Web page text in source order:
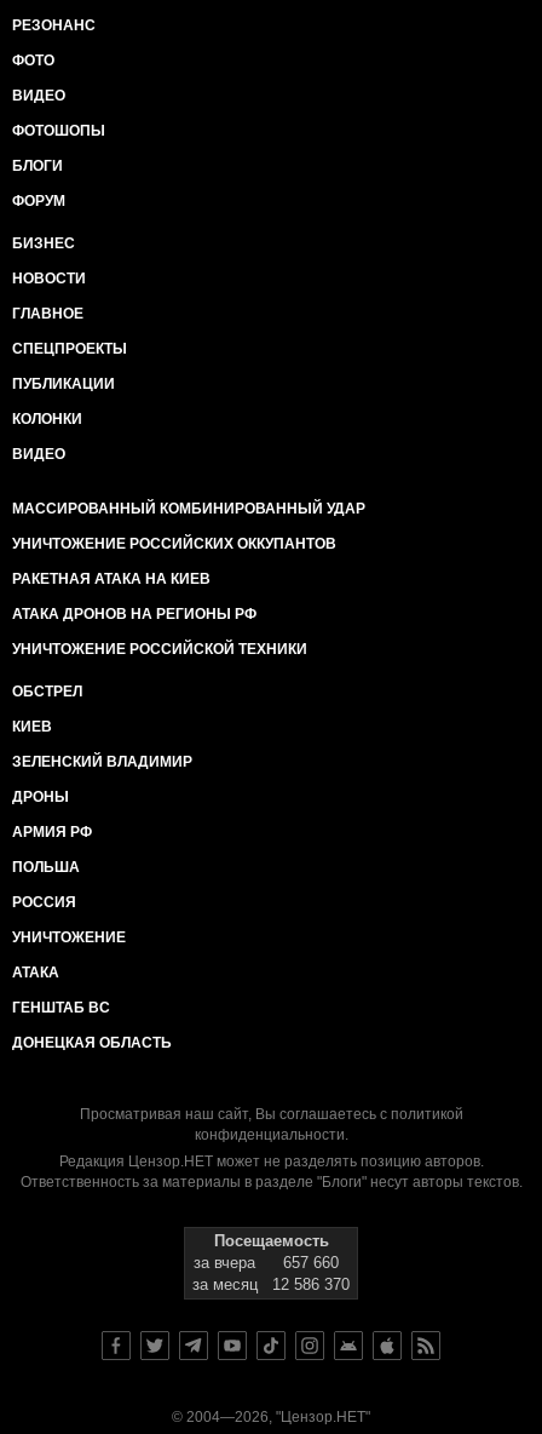
РЕЗОНАНС
ФОТО
ВИДЕО
ФОТОШОПЫ
БЛОГИ
ФОРУМ
БИЗНЕС
НОВОСТИ
ГЛАВНОЕ
СПЕЦПРОЕКТЫ
ПУБЛИКАЦИИ
КОЛОНКИ
ВИДЕО
МАССИРОВАННЫЙ КОМБИНИРОВАННЫЙ УДАР
УНИЧТОЖЕНИЕ РОССИЙСКИХ ОККУПАНТОВ
РАКЕТНАЯ АТАКА НА КИЕВ
АТАКА ДРОНОВ НА РЕГИОНЫ РФ
УНИЧТОЖЕНИЕ РОССИЙСКОЙ ТЕХНИКИ
ОБСТРЕЛ
КИЕВ
ЗЕЛЕНСКИЙ ВЛАДИМИР
ДРОНЫ
АРМИЯ РФ
ПОЛЬША
РОССИЯ
УНИЧТОЖЕНИЕ
АТАКА
ГЕНШТАБ ВС
ДОНЕЦКАЯ ОБЛАСТЬ
Просматривая наш сайт, Вы соглашаетесь с политикой
конфиденциальности.
Редакция Цензор.НЕТ может не разделять позицию авторов.
Ответственность за материалы в разделе "Блоги" несут авторы текстов.
Посещаемость
за вчера
657 660
за месяц
12 586 370
© 2004—2026, "Цензор.НЕТ"